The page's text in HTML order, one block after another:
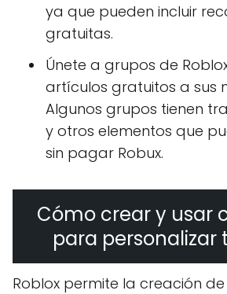
ya que pueden incluir
gratuitas.
Únete a grupos de
artículos gratuitos a sus
Algunos grupos tienen
y otros elementos que
sin pagar Robux.
Cómo crear y usar
para personalizar
Roblox permite la creación